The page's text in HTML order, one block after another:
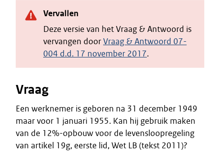
Vervallen
Deze versie van het Vraag & Antwoord is
vervangen doorVraag & Antwoord 07-
004 d.d. 17 november 2017.
Vraag
Een werknemer is geboren na 31 december 1949
maar voor 1 januari 1955. Kan hij gebruik maken
van de 12%-opbouw voor de levensloopregeling
van artikel 19g, eerste lid, Wet LB (tekst 2011)?